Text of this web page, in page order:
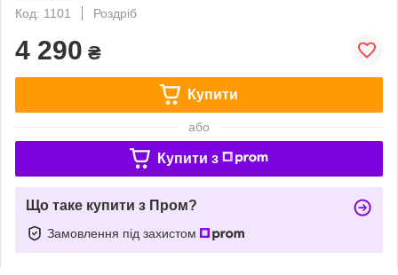
Код: 1101
Роздріб
4 290 ₴
Купити
або
Купити з
Що таке купити з Пром?
Замовлення під захистом